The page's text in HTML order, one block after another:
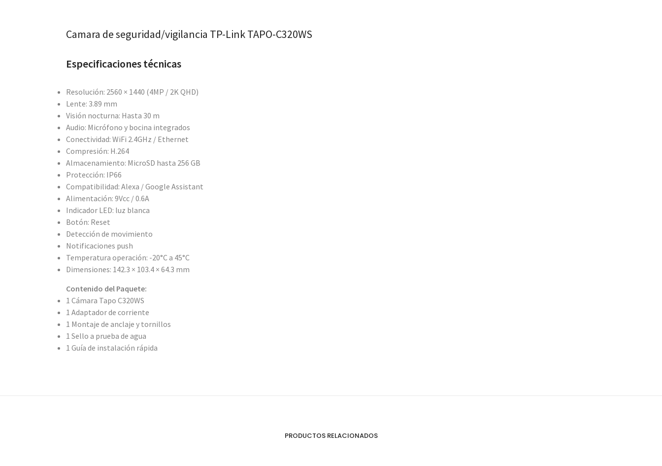
Camara de seguridad/vigilancia TP-Link TAPO-C320WS
Especificaciones técnicas
Resolución: 2560 × 1440 (4MP / 2K QHD)
Lente: 3.89 mm
Visión nocturna: Hasta 30 m
Audio: Micrófono y bocina integrados
Conectividad: WiFi 2.4GHz / Ethernet
Compresión: H.264
Almacenamiento: MicroSD hasta 256 GB
Protección: IP66
Compatibilidad: Alexa / Google Assistant
Alimentación: 9Vcc / 0.6A
Indicador LED: luz blanca
Botón: Reset
Detección de movimiento
Notificaciones push
Temperatura operación: -20°C a 45°C
Dimensiones: 142.3 × 103.4 × 64.3 mm
Contenido del Paquete:
1 Cámara Tapo C320WS
1 Adaptador de corriente
1 Montaje de anclaje y tornillos
1 Sello a prueba de agua
1 Guía de instalación rápida
PRODUCTOS RELACIONADOS